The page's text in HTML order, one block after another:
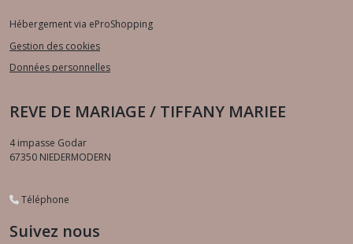
Hébergement via eProShopping
Gestion des cookies
Données personnelles
REVE DE MARIAGE / TIFFANY MARIEE
4 impasse Godar
67350 NIEDERMODERN
Téléphone
Suivez nous